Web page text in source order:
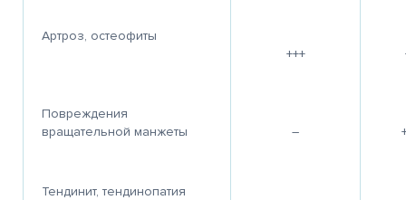
за
Марии и
Благодарю Гришину О.Н и
весь персонал клиники
Смог преодолеть для
себя еще одну ступень
профессионально
Артроз, остеофиты
+++
Повреждения
вращательной манжеты
–
Тендинит, тендинопатия